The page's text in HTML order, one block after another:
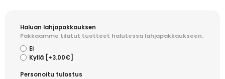
Haluan lahjapakkauksen
Pakkaamme tilatut tuotteet halutessa lahjapakkaukseen.
Ei
Kyllä
[+3.00€]
Personoitu tulostus